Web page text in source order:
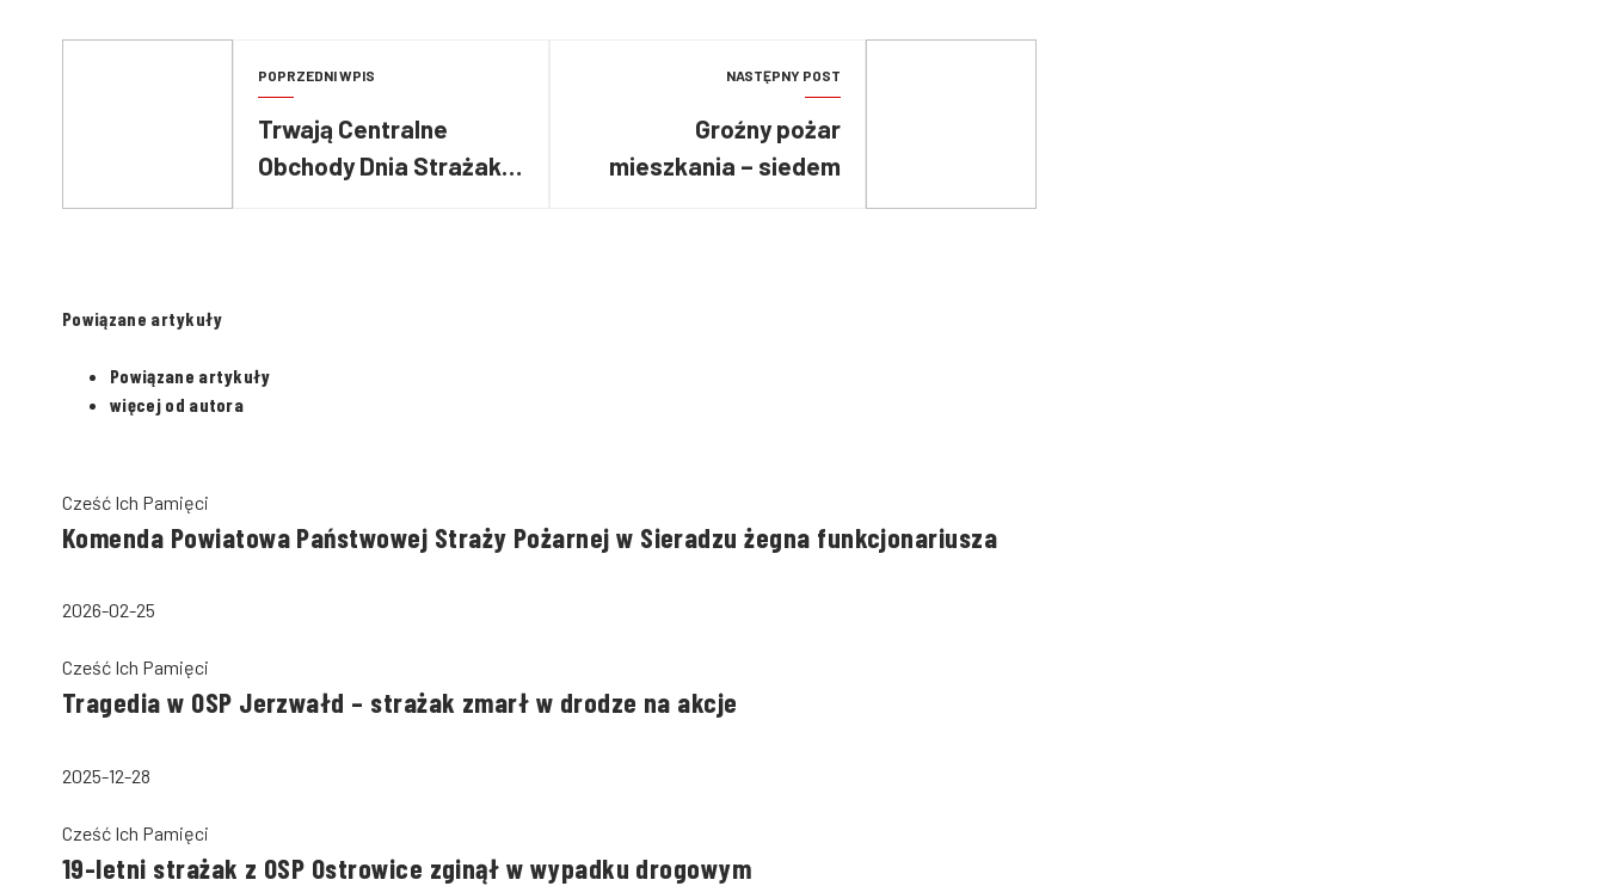
POPRZEDNI WPIS
Trwają Centralne
Obchody Dnia Strażaka
NASTĘPNY POST
Groźny pożar
mieszkania – siedem
Powiązane artykuły
Powiązane artykuły
więcej od autora
Cześć Ich Pamięci
Komenda Powiatowa Państwowej Straży Pożarnej w Sieradzu żegna funkcjonariusza
2026-02-25
Cześć Ich Pamięci
Tragedia w OSP Jerzwałd – strażak zmarł w drodze na akcje
2025-12-28
Cześć Ich Pamięci
19-letni strażak z OSP Ostrowice zginął w wypadku drogowym